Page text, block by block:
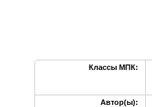
Классы МПК:
Автор(ы):